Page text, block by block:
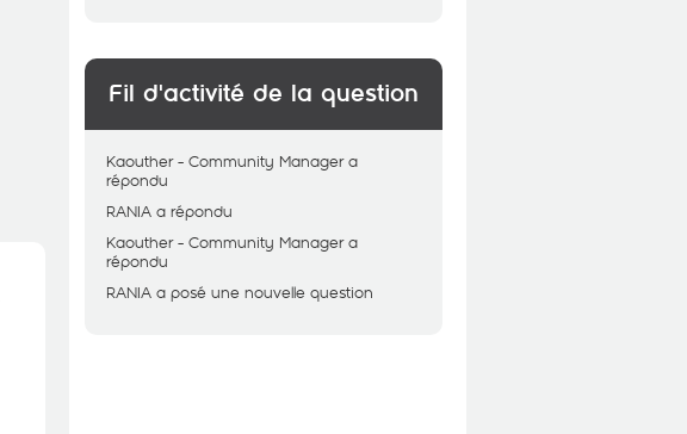
Fil d'activité de la question
Kaouther - Community Manager a
répondu
RANIA a répondu
Kaouther - Community Manager a
répondu
RANIA a posé une nouvelle question